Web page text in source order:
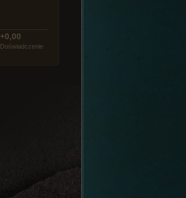
+0,00
Doświadczenie